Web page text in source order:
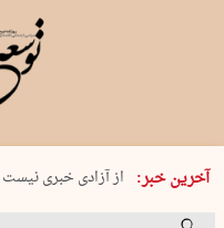
آخرین خبر:
یکشنبه 18 مرداد 1405 شماره 2245
از آزادی خبری نیست
۸۸۸ نفر سال گذشته بر اثر غرق‌شدگی جان …